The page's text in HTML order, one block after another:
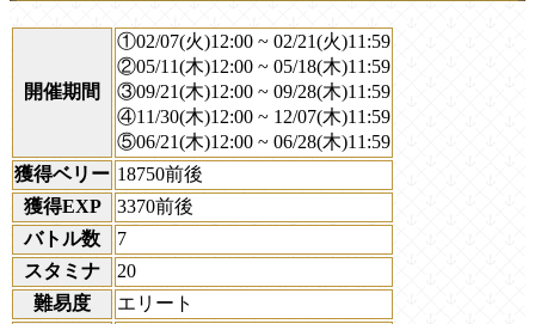
開催期間
①02/07(火)12:00 ~ 02/21(火)11:59
②05/11(木)12:00 ~ 05/18(木)11:59
③09/21(木)12:00 ~ 09/28(木)11:59
④11/30(木)12:00 ~ 12/07(木)11:59
⑤06/21(木)12:00 ~ 06/28(木)11:59
獲得ベリー 18750前後
獲得EXP
3370前後
バトル数
7
スタミナ
20
難易度
エリート